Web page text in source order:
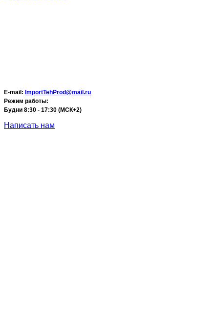
E-mail: ImportTehProd@mail.ru
Режим работы:
Будни 8:30 - 17:30 (МСК+2)
Написать нам